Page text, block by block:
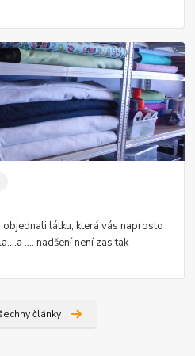
objednali látku, která vás naprosto
.... nadšení není zas tak
články